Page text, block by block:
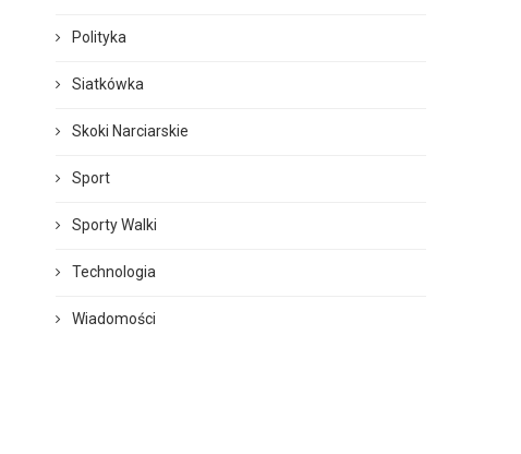
Polityka
Siatkówka
Skoki Narciarskie
Sport
Sporty Walki
Technologia
Wiadomości